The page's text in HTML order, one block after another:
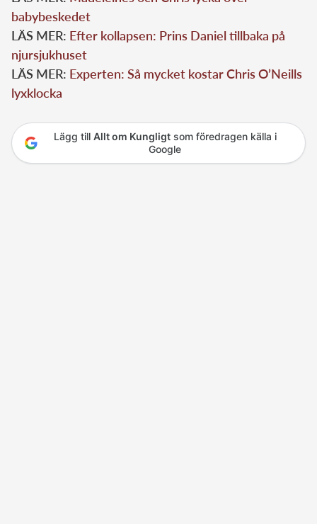
babybeskedet
LÄS MER: Efter kollapsen: Prins Daniel tillbaka på
njursjukhuset
LÄS MER: Experten: Så mycket kostar Chris O’Neills
lyxklocka
Lägg till Allt om Kungligtsom föredragen källa i
Google